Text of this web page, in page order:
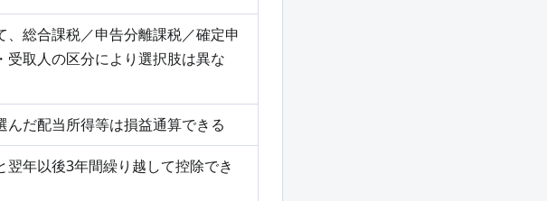
総合課税／申告分離課税／確定申
取人の区分により選択肢は異な
だ配当所得等は損益通算できる
年以後3年間繰り越して控除でき